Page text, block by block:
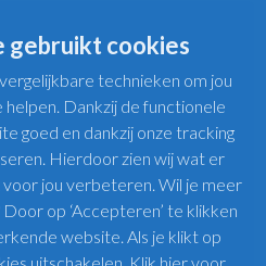
gebruikt cookies
technieken om jou
Dankzij de functionele
goed en dankzij onze tracking
Hierdoor zien wij wat er
jou verbeteren. Wil je meer
op ‘Accepteren’ te klikken
website. Als je klikt op